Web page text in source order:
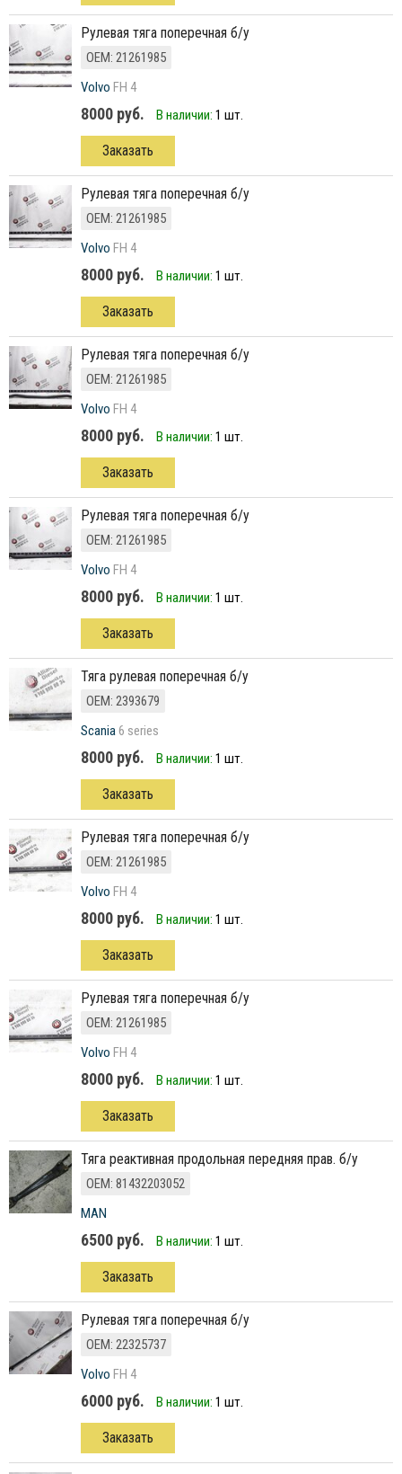
рулевая тяга поперечная б/у
ОЕМ: 21261985
Volvo FH 4
8000 руб. В наличии: 1 шт.
Заказать
рулевая тяга поперечная б/у
ОЕМ: 21261985
Volvo FH 4
8000 руб. В наличии: 1 шт.
Заказать
рулевая тяга поперечная б/у
ОЕМ: 21261985
Volvo FH 4
8000 руб. В наличии: 1 шт.
Заказать
рулевая тяга поперечная б/у
ОЕМ: 21261985
Volvo FH 4
8000 руб. В наличии: 1 шт.
Заказать
Тяга рулевая поперечная б/у
ОЕМ: 2393679
Scania6 series
8000 руб. В наличии: 1 шт.
Заказать
рулевая тяга поперечная б/у
ОЕМ: 21261985
Volvo FH 4
8000 руб. В наличии: 1 шт.
Заказать
рулевая тяга поперечная б/у
ОЕМ: 21261985
Volvo FH 4
8000 руб. В наличии: 1 шт.
Заказать
тяга реактивная продольная передняя прав. б/у
ОЕМ: 81432203052
MAN
6500 руб. В наличии: 1 шт.
Заказать
рулевая тяга поперечная б/у
ОЕМ: 22325737
Volvo FH 4
6000 руб. В наличии: 1 шт.
Заказать